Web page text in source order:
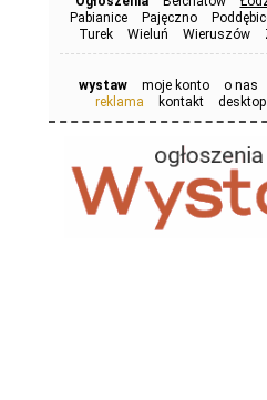
Pabianice
Pajęczno
Turek
Wieluń Wieruszów
wystaw moje konto o nas
reklama
kontakt desktop